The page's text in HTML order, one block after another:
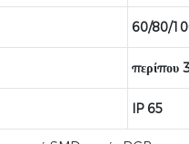
60/80/
περίπου
IP 65